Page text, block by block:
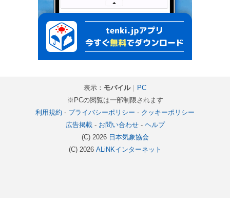
表示： モバイル｜ PC
※PCの閲覧は一部制限されます
利用規約 - プライバシーポリシー - クッキーポリシー
広告掲載- お問い合わせ- ヘルプ
(C) 2026 日本気象協会
(C) 2026 ALiNKインターネット